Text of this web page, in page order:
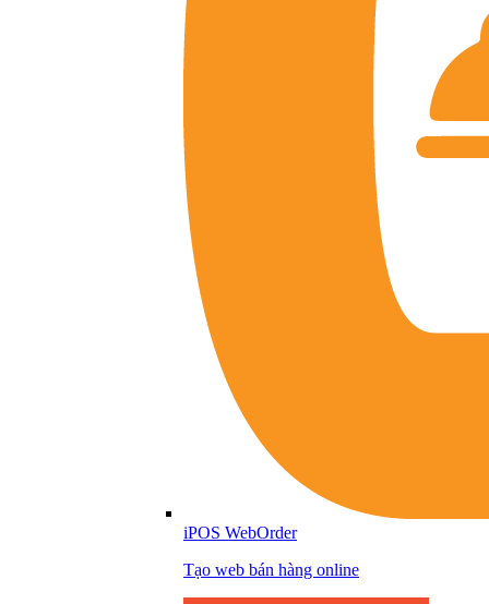
iPOS WebOrder
Tạo web bán hàng online